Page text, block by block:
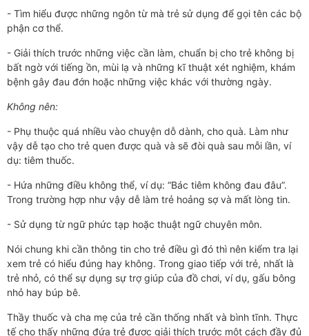
- Tìm hiểu được những ngôn từ mà trẻ sử dụng để gọi tên các bộ
phận cơ thể.
- Giải thích trước những việc cần làm, chuẩn bị cho trẻ không bị
bất ngờ với tiếng ồn, mùi lạ và những kĩ thuật xét nghiệm, khám
bệnh gây đau đớn hoặc những việc khác với thường ngày.
Không nên:
- Phụ thuộc quá nhiều vào chuyện dỗ dành, cho quà. Làm như
vậy dễ tạo cho trẻ quen được quà và sẽ đòi quà sau mỗi lần, ví
dụ: tiêm thuốc.
- Hứa những điều không thể, ví dụ: “Bác tiêm không đau đâu”.
Trong trường hợp như vậy dễ làm trẻ hoảng sợ và mất lòng tin.
- Sử dụng từ ngữ phức tạp hoặc thuật ngữ chuyên môn.
Nói chung khi cần thông tin cho trẻ điều gì đó thì nên kiểm tra lại
xem trẻ có hiểu đúng hay không. Trong giao tiếp với trẻ, nhất là
trẻ nhỏ, có thể sự dụng sự trợ giúp của đồ chơi, ví dụ, gấu bông
nhỏ hay búp bê.
Thầy thuốc và cha mẹ của trẻ cần thống nhất và bình tĩnh. Thực
tế cho thấy những đứa trẻ được giải thích trước một cách đầy đủ